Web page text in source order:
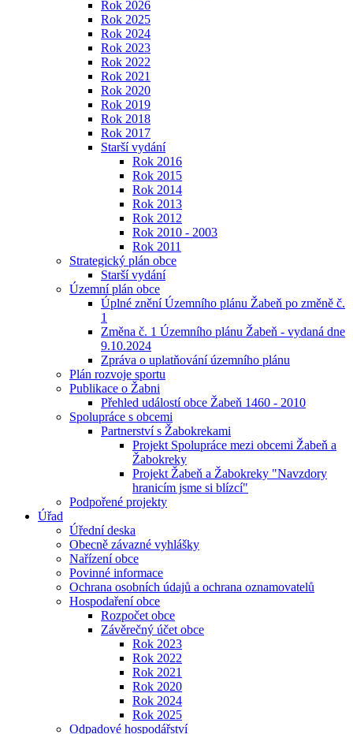
Rok 2026
Rok 2025
Rok 2024
Rok 2023
Rok 2022
Rok 2021
Rok 2020
Rok 2019
Rok 2018
Rok 2017
Starší vydání
Rok 2016
Rok 2015
Rok 2014
Rok 2013
Rok 2012
Rok 2010 - 2003
Rok 2011
Strategický plán obce
Starší vydání
Územní plán obce
Úplné znění Územního plánu Žabeň po změně č.
1
Změna č. 1 Územního plánu Žabeň - vydaná dne
9.10.2024
Zpráva o uplatňování územního plánu
Plán rozvoje sportu
Publikace o Žabni
Přehled událostí obce Žabeň 1460 - 2010
Spolupráce s obcemi
Partnerství s Žabokrekami
Projekt Spolupráce mezi obcemi Žabeň a
Žabokreky
Projekt Žabeň a Žabokreky "Navzdory
hranicím jsme si blízcí"
Podpořené projekty
Úřad
Úřední deska
Obecně závazné vyhlášky
Nařízení obce
Povinné informace
Ochrana osobních údajů a ochrana oznamovatelů
Hospodaření obce
Rozpočet obce
Závěrečný účet obce
Rok 2023
Rok 2022
Rok 2021
Rok 2020
Rok 2024
Rok 2025
Odpadové hospodářství